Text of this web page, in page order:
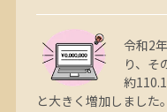
令和2
り、そ
約
と大きく増加しました